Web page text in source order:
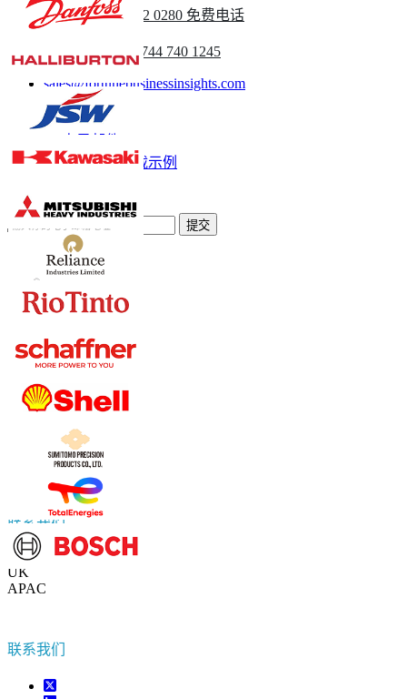
英国+44 808 502 0280 免费电话
(亚太地区) +91 744 740 1245
sales@fortunebusinessinsights.com
称呼
下载示例
订阅新闻通讯
提交
信任在线
联系我们
US+1 833 909 2966 ( Toll Free )
UK
APAC
联系我们